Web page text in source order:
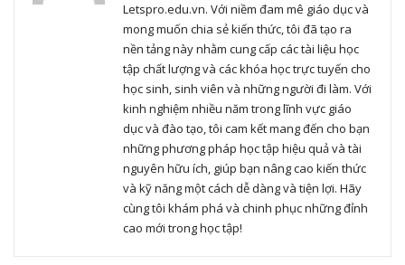
Letspro.edu.vn. Với niềm đam mê giáo dục và
mong muốn chia sẻ kiến thức, tôi đã tạo ra
nền tảng này nhằm cung cấp các tài liệu học
tập chất lượng và các khóa học trực tuyến cho
học sinh, sinh viên và những người đi làm. Với
kinh nghiệm nhiều năm trong lĩnh vực giáo
dục và đào tạo, tôi cam kết mang đến cho bạn
những phương pháp học tập hiệu quả và tài
nguyên hữu ích, giúp bạn nâng cao kiến thức
và kỹ năng một cách dễ dàng và tiện lợi. Hãy
cùng tôi khám phá và chinh phục những đỉnh
cao mới trong học tập!